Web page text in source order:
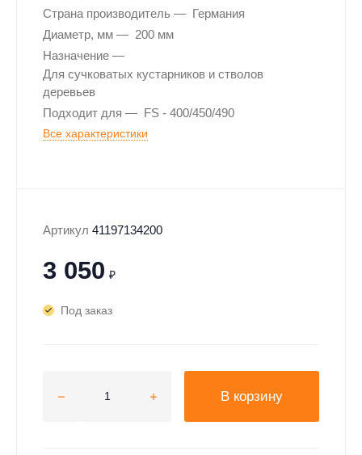
Страна производитель
Германия
Диаметр, мм
200 мм
Назначение
Для сучковатых кустарников и стволов
деревьев
Подходит для
FS - 400/450/490
Все характеристики
Артикул 41197134200
3 050 ₽
Под заказ
В корзину